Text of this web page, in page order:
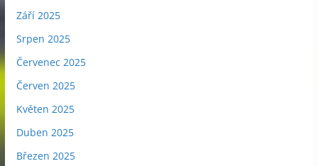
Září 2025
Srpen 2025
Červenec 2025
Červen 2025
Květen 2025
Duben 2025
Březen 2025